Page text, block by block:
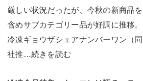
厳しい状況だったが、今秋の新商品を
含めサブカテゴリー品が好調に推移。
冷凍ギョウザシェアナンバーワン（同
社推…続きを読む